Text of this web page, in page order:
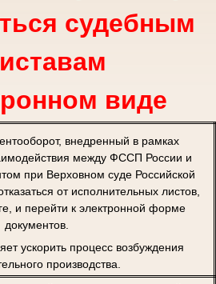
судебным
виде
внедренный в рамках
между ФССП России и
при Верховном суде Российской
от исполнительных листов,
и перейти к электронной форме
документов.
ускорить процесс возбуждения
производства.